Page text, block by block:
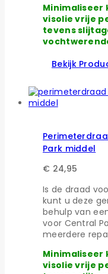
Minimaliseer
visolie vrije
tevens
Bekijk
Park middel
€ 24,95
Is de draad
kunt u deze
behulp van
voor Central
meerdere
Minimaliseer
visolie vrije